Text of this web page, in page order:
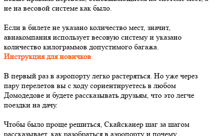
не на весовой системе как было.
Если в билете не указано количество мест, значит,
авиакомпания использует весовую систему и указано
количество килограммов допустимого багажа.
Инструкция для новичков
В первый раз в аэропорту легко растеряться. Но уже через
пару перелетов вы с ходу сориентируетесь в любом
Домодедове и будете рассказывать друзьям, что это легче
поездки на дачу.
Чтобы было проще решиться, Скайсканер шаг за шагом
рассказывает, как разобраться в аэропорту и почему